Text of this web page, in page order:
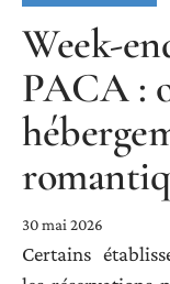
Week-
PACA :
30 mai 2026
Certains